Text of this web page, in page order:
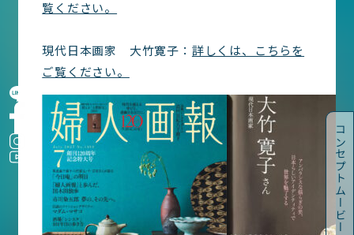
コンセプトムービー
覧ください。
現代日本画家 大竹寛子： 詳しくは、こちらを
ご覧ください。